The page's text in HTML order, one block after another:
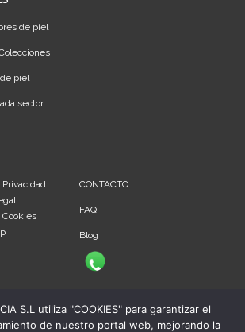
de piel
piel
sector
Privacidad
Cookies
CONTACTO
FAQ
Blog
S.L utiliza "COOKIES" para garantizar el
de nuestro portal web, mejorando la